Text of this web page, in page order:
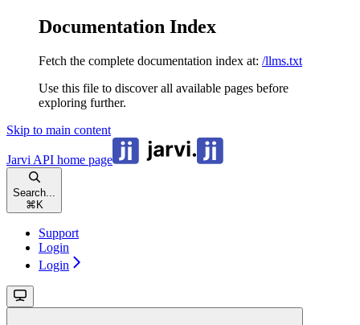
Documentation Index
Fetch the complete documentation index at: /llms.txt
Use this file to discover all available pages before
exploring further.
Skip to main content
Jarvi API home page
Search...
⌘ K
Support
Login
Login